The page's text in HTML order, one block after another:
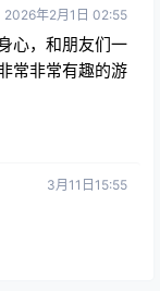
心，和朋友们一
常非常有趣的游